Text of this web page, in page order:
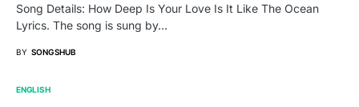
Song Details: How Deep Is Your Love Is It Like The Ocean
Lyrics. The song is sung by…
BY SONGSHUB
ENGLISH